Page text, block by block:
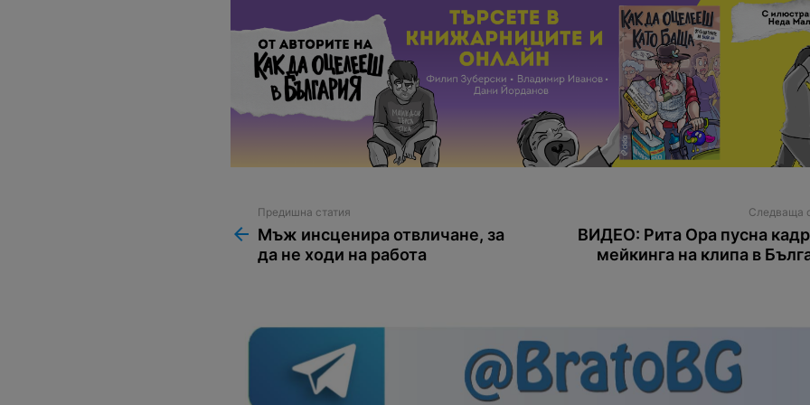
more
Предишна статия
Мъж инсценира отвличане, за
да не ходи на работа
Следваща
ВИДЕО: Рита Ора пусна
мейкинга на клипа в